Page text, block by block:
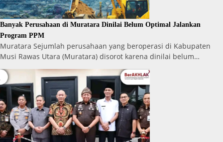
Banyak Perusahaan di Muratara Dinilai Belum Optimal Jalankan
Program PPM
Muratara Sejumlah perusahaan yang beroperasi di Kabupaten
Musi Rawas Utara (Muratara) disorot karena dinilai belum…